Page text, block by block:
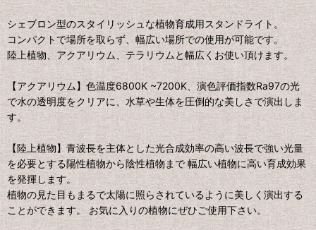
シェブロン型のスタイリッシュな植物育成用スタンドライト。
コンパクトで場所を取らず、幅広い場所での使用が可能です。
陸上植物、アクアリウム、テラリウムと幅広くお使い頂けます。
【アクアリウム】色温度6800K ~7200K、演色評価指数Ra97の光
で水の透明度をクリアに、水草や生体を圧倒的な美しさで演出しま
す。
【陸上植物】青波長を主体とした光合成効率の高い波長で強い光量
を必要とする陽性植物から陰性植物まで 幅広い植物に高い育成効果
を発揮します。
植物の見た目もまるで太陽に照らされているように美しく演出する
ことができます。 お気に入りの植物にぜひご使用下さい。